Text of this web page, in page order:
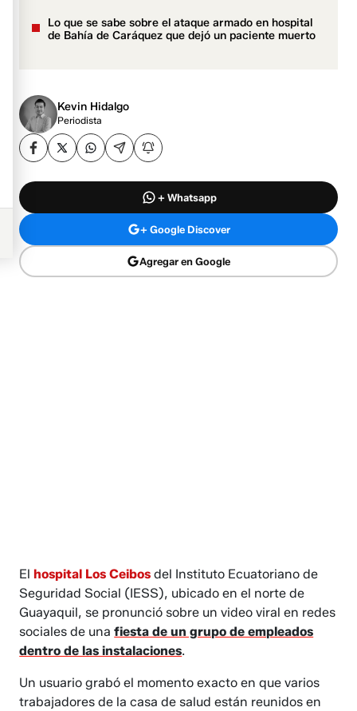
Lo que se sabe sobre el ataque armado en hospital
de Bahía de Caráquez que dejó un paciente muerto
Kevin Hidalgo
Periodista
+ Whatsapp
+ Google Discover
Agregar en Google
El hospital Los Ceibos del Instituto Ecuatoriano de
Seguridad Social (IESS), ubicado en el norte de
Guayaquil, se pronunció sobre un video viral en redes
sociales de unafiesta de un grupo de empleados
dentro de las instalaciones.
Un usuario grabó el momento exacto en que varios
trabajadores de la casa de salud están reunidos en